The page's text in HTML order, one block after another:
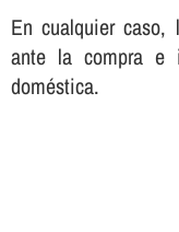
En cualquier caso,
ante la compra e
doméstica.